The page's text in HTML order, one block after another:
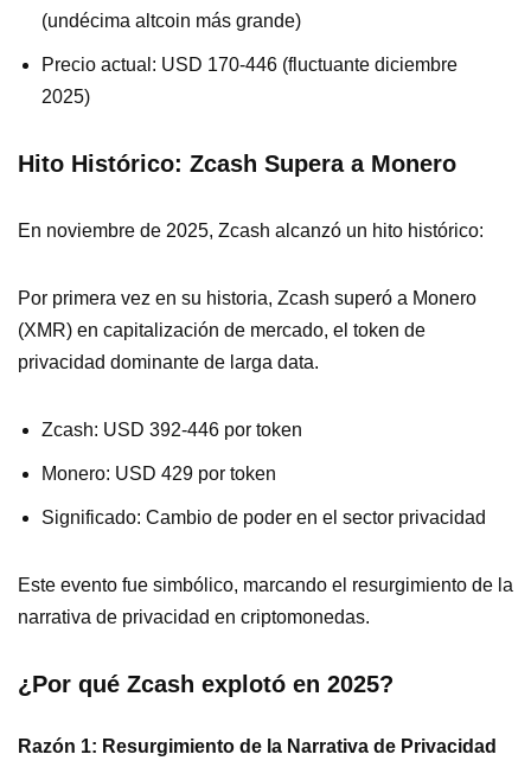
(undécima altcoin más grande)
Precio actual: USD 170-446 (fluctuante diciembre
2025)
Hito Histórico: Zcash Supera a Monero
En noviembre de 2025, Zcash alcanzó un hito histórico:
Por primera vez en su historia, Zcash superó a Monero
(XMR) en capitalización de mercado, el token de
privacidad dominante de larga data.
Zcash: USD 392-446 por token
Monero: USD 429 por token
Significado: Cambio de poder en el sector privacidad
Este evento fue simbólico, marcando el resurgimiento de la
narrativa de privacidad en criptomonedas.
¿Por qué Zcash explotó en 2025?
Razón 1: Resurgimiento de la Narrativa de Privacidad